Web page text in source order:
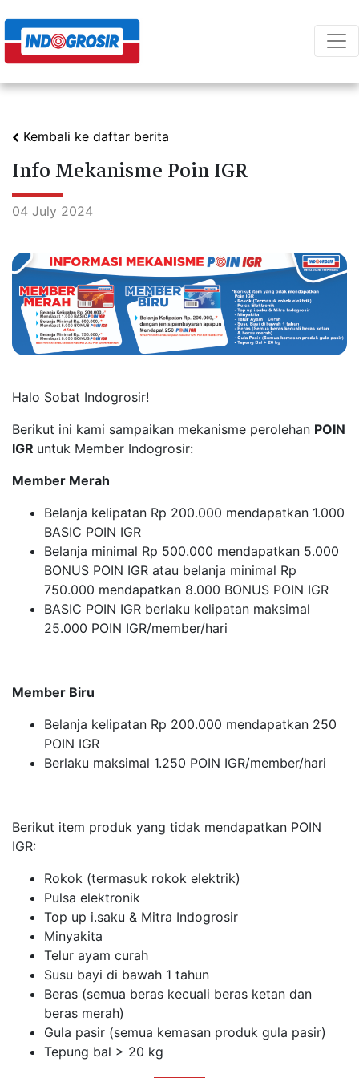
Kembali ke daftar berita
Info Mekanisme Poin IGR
04 July 2024
Halo Sobat Indogrosir!
Berikut ini kami sampaikan mekanisme perolehan POIN
IGR untuk Member Indogrosir:
Member Merah
Belanja kelipatan Rp 200.000 mendapatkan 1.000
BASIC POIN IGR
Belanja minimal Rp 500.000 mendapatkan 5.000
BONUS POIN IGR atau belanja minimal Rp
750.000 mendapatkan 8.000 BONUS POIN IGR
BASIC POIN IGR berlaku kelipatan maksimal
25.000 POIN IGR/member/hari
Member Biru
Belanja kelipatan Rp 200.000 mendapatkan 250
POIN IGR
Berlaku maksimal 1.250 POIN IGR/member/hari
Berikut item produk yang tidak mendapatkan POIN
IGR:
Rokok (termasuk rokok elektrik)
Pulsa elektronik
Top up i.saku & Mitra Indogrosir
Minyakita
Telur ayam curah
Susu bayi di bawah 1 tahun
Beras (semua beras kecuali beras ketan dan
beras merah)
Gula pasir (semua kemasan produk gula pasir)
Tepung bal > 20 kg